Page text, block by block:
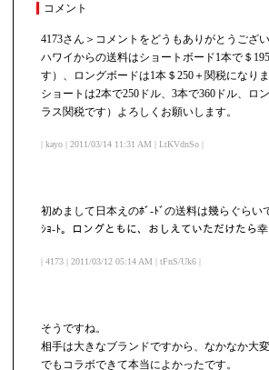
コメント
4173さん＞コメントをどうもありがとうござい
ハワイからの送料はショートボード1本で＄
す）、ロングボードは1本＄250＋関税になりま
ショートは2本で250ドル、3本で360ドル、ロ
ラス関税です）よろしくお願いします。
| kayo | 2011/03/14 11:31 AM | LtKVdnSo |
初めまして日本えのﾎﾞ-ﾄﾞの送料は幾らぐらい
ｼｮ-ﾄ。ロングともに、おしえていただけたら
| 4173 | 2011/03/12 05:14 AM | tFnS/Uk6 |
そうですね。
相手は大きなブランドですから、なかなか大
でもコラボできて本当によかったです。